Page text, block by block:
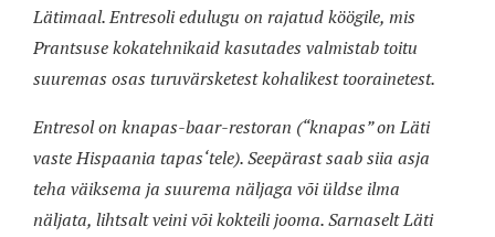
Lätimaal. Entresoli edulugu on rajatud köögile, mis
Prantsuse kokatehnikaid kasutades valmistab toitu
suuremas osas turuvärsketest kohalikest toorainetest.
Entresol on knapas-baar-restoran (“knapas” on Läti
vaste Hispaania tapas‘tele). Seepärast saab siia asja
teha väiksema ja suurema näljaga või üldse ilma
näljata, lihtsalt veini või kokteili jooma. Sarnaselt Läti